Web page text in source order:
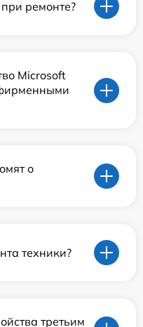
ремонте?
Microsoft
о
техники?
третьим